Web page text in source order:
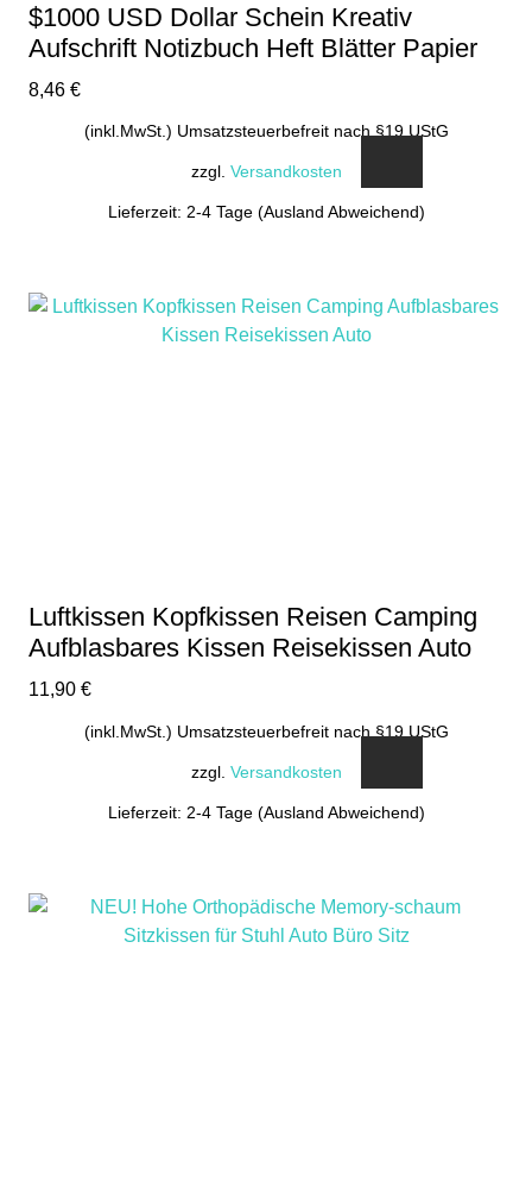
$1000 USD Dollar Schein Kreativ
Aufschrift Notizbuch Heft Blätter Papier
8,46 €
(inkl.MwSt.) Umsatzsteuerbefreit nach §19 UStG
zzgl. Versandkosten
Lieferzeit: 2-4 Tage (Ausland Abweichend)
Luftkissen Kopfkissen Reisen Camping
Aufblasbares Kissen Reisekissen Auto
11,90 €
(inkl.MwSt.) Umsatzsteuerbefreit nach §19 UStG
zzgl. Versandkosten
Lieferzeit: 2-4 Tage (Ausland Abweichend)